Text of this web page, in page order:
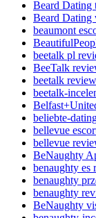
Beard Dating
Beard Dating
beaumont
beetalk pl
BeeTalk
beetalk
beetalk-
beliebte-
bellevue
bellevue
BeNaughty
benaughty es
benaughty
benaughty
BeNaughty